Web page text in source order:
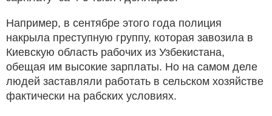
Например, в сентябре этого года полиция
накрыла преступную группу, которая завозила в
Киевскую область рабочих из Узбекистана,
обещая им высокие зарплаты. Но на самом деле
людей заставляли работать в сельском хозяйстве
фактически на рабских условиях.